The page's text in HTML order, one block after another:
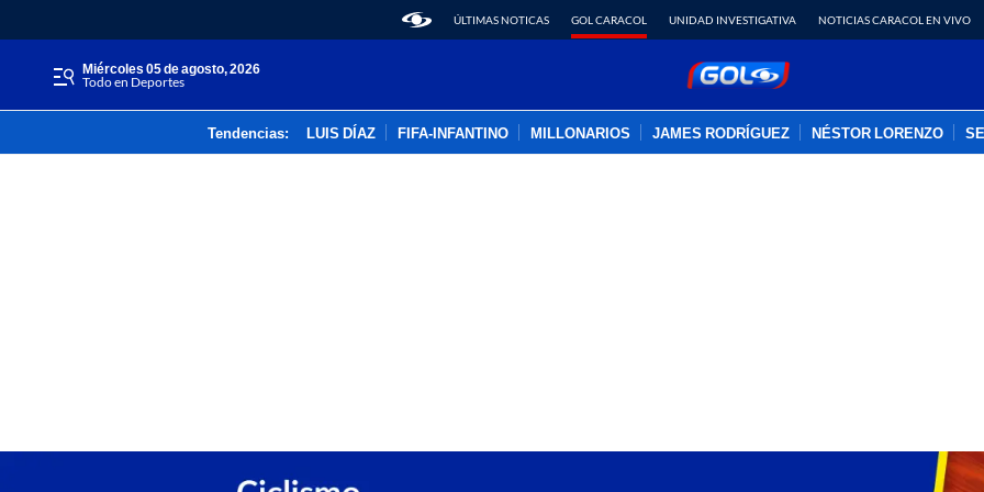
ÚLTIMAS NOTICAS GOL CARACOL UNIDAD INVESTIGATIVA NOTICIAS CARACOL EN VIVO
miércoles 05 de agosto, 2026
Todo en Deportes
Tendencias: LUIS DÍAZ FIFA-INFANTINO MILLONARIOS JAMES RODRÍGUEZ NÉSTOR LORENZO